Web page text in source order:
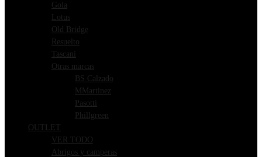
Gola
Lotus
Old Bridge
Resuelto
Tascani
Otras marcas
BS Calzado
MMartinez
Pasotti
Phillgreen
OUTLET
VER TODO
Abrigos y camperas